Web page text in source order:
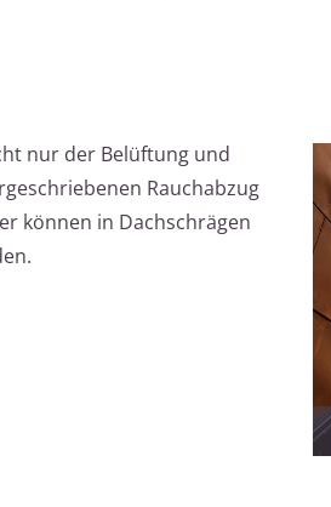
nur der Belüftung und
Rauchabzug
können in Dachschrägen